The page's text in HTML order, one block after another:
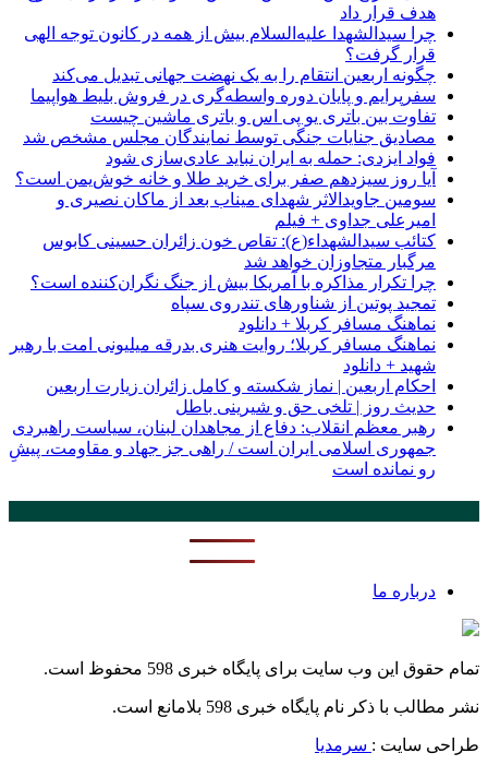
هدف قرار داد
چرا سیدالشهدا علیه‌السلام بیش از همه در کانون توجه الهی
قرار گرفت؟
چگونه اربعین انتقام را به یک نهضت جهانی تبدیل می‌کند
سفرپرایم و پایان دوره واسطه‌گری در فروش بلیط هواپیما
تفاوت بین باتری یو پی اس و باتری ماشین چیست
مصادیق جنایات جنگی توسط نمایندگان مجلس مشخص شد
فواد ایزدی: حمله به ایران نباید عادی‌سازی شود
آیا روز سیزدهم صفر برای خرید طلا و خانه خوش‌یمن است؟
سومین جاویدالاثر شهدای میناب بعد از ماکان نصیری و
امیرعلی جداوی + فیلم
کتائب سیدالشهداء(ع): تقاص خون زائران حسینی کابوس
مرگبار متجاوزان خواهد شد
چرا تکرار مذاکره با آمریکا بیش از جنگ نگران‌کننده است؟
تمجید پوتین از شناورهای تندروی سپاه
نماهنگ مسافر کربلا + دانلود
نماهنگ مسافر کربلا؛ روایت هنری بدرقه میلیونی امت با رهبر
شهید + دانلود
احکام اربعین | نماز شکسته و کامل زائران زیارت اربعین
حدیث روز | تلخی حق و شیرینی باطل
رهبر معظم انقلاب: دفاع از مجاهدان لبنان، سیاست راهبردی
جمهوری اسلامی ایران است / راهی جز جهاد و مقاومت، پیشِ
‌رو نمانده است
درباره ما
تمام حقوق این وب سایت برای پایگاه خبری 598 محفوظ است.
نشر مطالب با ذکر نام پایگاه خبری 598 بلامانع است.
طراحی سایت : سرمدیا